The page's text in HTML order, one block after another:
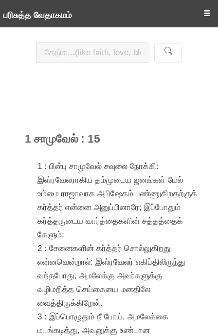
பரிசுத்த வேதாகமம் ☰
1 சாமுவேல் : 15
1 : பின்பு சாமுவேல் சவுலை நோக்கி:
இஸ்ரவேலராகிய தம்முடைய ஜனங்கள் மேல்
உம்மை ராஜாவாக அபிஷேகம் பண்ணுகிறதற்குக்
கர்த்தர் என்னை அனுப்பினாரே; இப்போதும்
கர்த்தருடைய வார்த்தைகளின் சத்தத்தைக்
கேளும்:
2 : சேனைகளின் கர்த்தர் சொல்லுகிறது
என்னவென்றால்: இஸ்ரவேலர் எகிப்திலிருந்து
வந்தபோது, அமலேக்கு அவர்களுக்கு
வழிமறித்த செய்கையை மனதிலே
வைத்திருக்கிறேன்.
3 : இப்பொழுதும் நீ போய், அமலேக்கை
மடங்கடித்து, அவனுக்கு உண்டான